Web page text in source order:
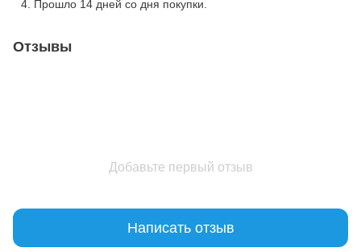
Прошло 14 дней со дня покупки.
Отзывы
Добавьте первый отзыв
Написать отзыв